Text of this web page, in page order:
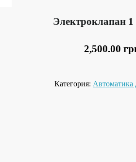
Электроклапан 1
2,500.00
Категория: Автоматика